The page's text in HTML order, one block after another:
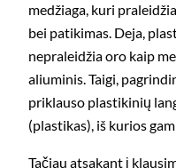
medžiaga, kuri
bei patikimas. Deja,
nepraleidžia oro kaip
aliuminis. Taigi,
priklauso plastikinių
(plastikas), iš kurios
Tačiau atsakant į